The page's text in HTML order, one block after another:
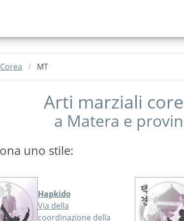
Corea MT
Arti marziali
a Matera e
uno stile:
Hapkido
Via della
coordinazione della